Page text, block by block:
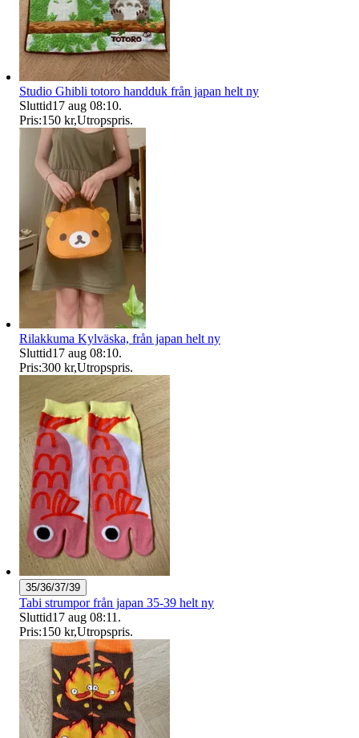
Studio Ghibli totoro handduk från japan helt ny
Sluttid17 aug 08:10.
Pris:150 kr,Utropspris.
Rilakkuma Kylväska, från japan helt ny
Sluttid17 aug 08:10.
Pris:300 kr,Utropspris.
35/36/37/39
Tabi strumpor från japan 35-39 helt ny
Sluttid17 aug 08:11 .
Pris:150 kr,Utropspris.